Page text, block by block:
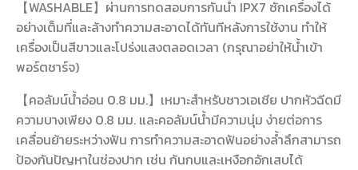
【WASHABLE】ผ่านการทดสอบการกันน้ำ IPX7 ซักเครื่องได้
อย่างเต็มที่และล้างทำความสะอาดได้ทันทีหลังการใช้งาน ทำให้
เครื่องเป็นสีขาวและโปร่งแสงตลอดเวลา (กรุณาอย่าให้น้ำเข้า
พอร์ตชาร์จ)
【คอลัมน์น้ำอ่อน 0.8 มม.】เหมาะสำหรับชาวเอเชีย ปากหัวฉีดมี
ความบางเพียง 0.8 มม. และคอลัมน์น้ำมีความนุ่ม ง่ายต่อการ
เคลื่อนย้ายระหว่างฟัน การทำความสะอาดฟันอย่างล้ำลึกสามารถ
ป้องกันปัญหาในช่องปาก เช่น ก้นกบและเหงือกอักเสบได้